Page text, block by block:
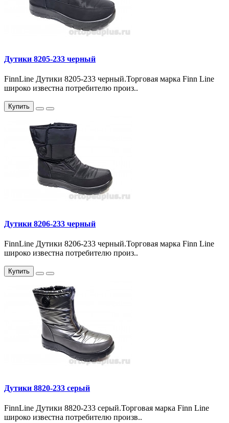
Дутики 8205-233 черный
FinnLine Дутики 8205-233 черный.Торговая марка Finn Line
широко известна потребителю произ..
Купить
Дутики 8206-233 черный
FinnLine Дутики 8206-233 черный.Торговая марка Finn Line
широко известна потребителю произ..
Купить
Дутики 8820-233 серый
FinnLine Дутики 8820-233 серый.Торговая марка Finn Line
широко известна потребителю произв..